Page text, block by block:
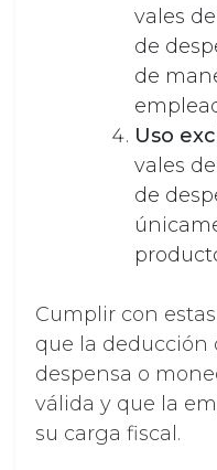
vales
de
de
Uso
vales
de
Cumplir con
que la deducción
despensa o
válida y que la
su carga fiscal.